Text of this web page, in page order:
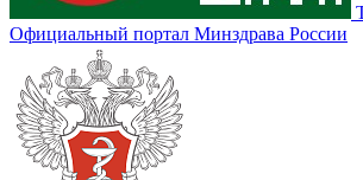
Официальный портал Минздрава России